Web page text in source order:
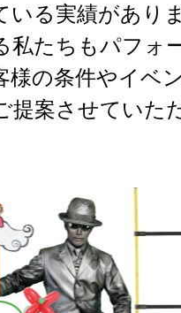
いる実績があり
私たちもパフォ
様の条件やイベ
提案させていた